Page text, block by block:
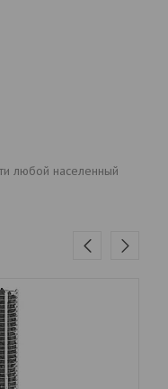
любой населенный